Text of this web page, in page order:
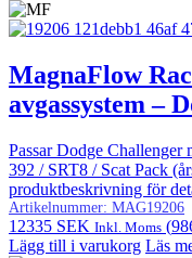
MagnaFlow
avgassystem –
Passar Dodge
392 / SRT8 / Scat Pack
produktbeskrivning för
Artikelnummer: MAG19206
12335 SEK Inkl. Moms (
Lägg till i varukorg Läs